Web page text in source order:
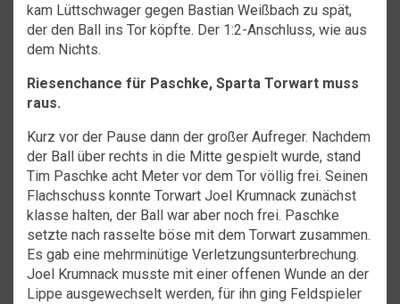
kam Lüttschwager gegen Bastian Weißbach zu spät,
der den Ball ins Tor köpfte. Der 1:2-Anschluss, wie aus
dem Nichts.
Riesenchance für Paschke, Sparta Torwart muss
raus.
Kurz vor der Pause dann der großer Aufreger. Nachdem
der Ball über rechts in die Mitte gespielt wurde, stand
Tim Paschke acht Meter vor dem Tor völlig frei. Seinen
Flachschuss konnte Torwart Joel Krumnack zunächst
klasse halten, der Ball war aber noch frei. Paschke
setzte nach rasselte böse mit dem Torwart zusammen.
Es gab eine mehrminütige Verletzungsunterbrechung.
Joel Krumnack musste mit einer offenen Wunde an der
Lippe ausgewechselt werden, für ihn ging Feldspieler